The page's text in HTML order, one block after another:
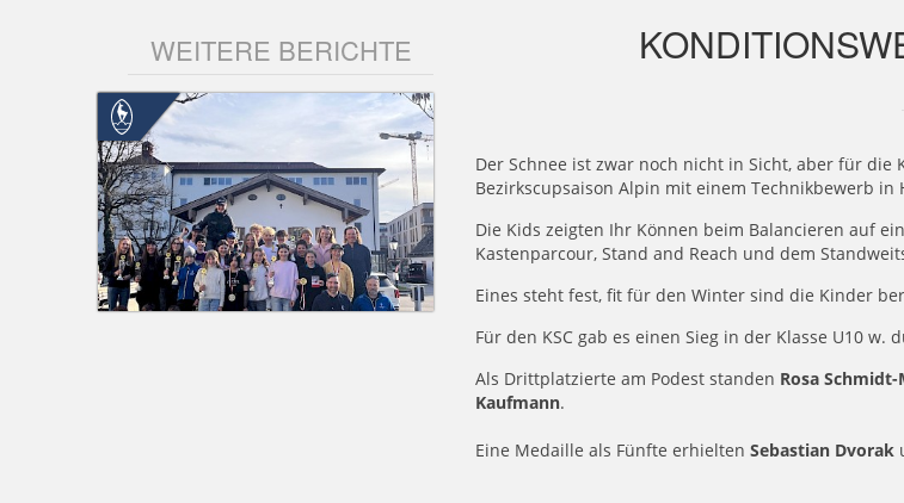
Der Schnee ist zwar noch nicht in Sicht, aber für die
Bezirkscupsaison Alpin mit einem Technikbewerb in
Die Kids zeigten Ihr Können beim Balancieren auf
Kastenparcour, Stand and Reach und dem
Eines steht fest, fit für den Winter sind die Kinder
Für den KSC gab es einen Sieg in der Klasse U10 w.
Als Drittplatzierte am Podest standen Rosa
Kaufmann.
Eine Medaille als Fünfte erhieltenSebastian Dvorak
WEITERE BERICHTE